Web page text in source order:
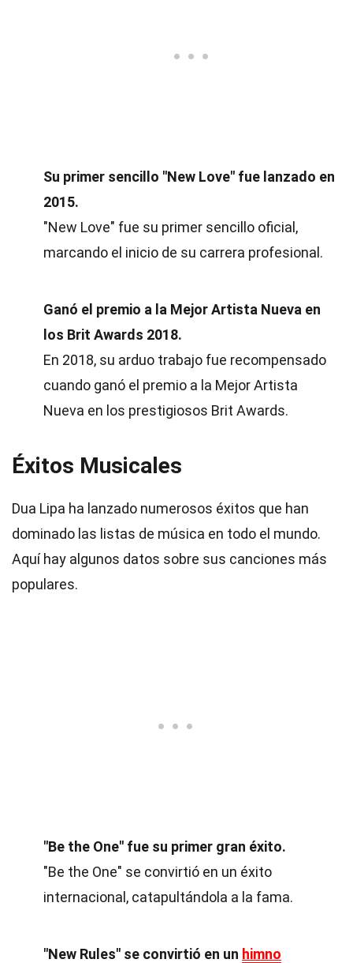
Su primer sencillo "New Love" fue lanzado en
2015.
"New Love" fue su primer sencillo oficial,
marcando el inicio de su carrera profesional.
Ganó el premio a la Mejor Artista Nueva en
los Brit Awards 2018.
En 2018, su arduo trabajo fue recompensado
cuando ganó el premio a la Mejor Artista
Nueva en los prestigiosos Brit Awards.
Éxitos Musicales
Dua Lipa ha lanzado numerosos éxitos que han
dominado las listas de música en todo el mundo.
Aquí hay algunos datos sobre sus canciones más
populares.
"Be the One" fue su primer gran éxito.
"Be the One" se convirtió en un éxito
internacional, catapultándola a la fama.
"New Rules" se convirtió en un himno